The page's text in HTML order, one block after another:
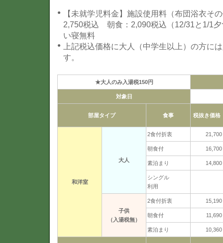
【未就学児料金】施設使用料（布団浴衣
2,750税込 朝食：2,090税込（12/31と1/1
い寝無料
上記税込価格に大人（中学生以上）の方に
す。
★大人のみ入湯税150円
対象日
部屋タイプ 食事 税抜き価格
和洋室
大人
2食付折衷 21,700
朝食付 16,700
素泊まり 14,800
シングル
利用
子供
（入湯税無）
2食付折衷 15,190
朝食付 11,690
素泊まり 10,360